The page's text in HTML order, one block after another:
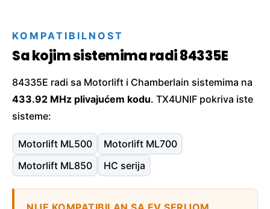
KOMPATIBILNOST
Sa kojim sistemima radi 84335E
84335E radi sa Motorlift i Chamberlain sistemima na
433.92 MHz plivajućem kodu. TX4UNIF pokriva iste
sisteme:
Motorlift ML500
Motorlift ML700
Motorlift ML850
HC serija